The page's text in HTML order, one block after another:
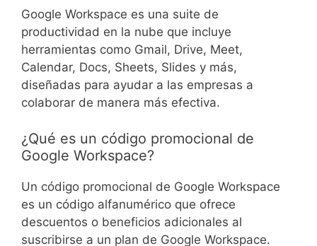
Google Workspace es una suite de
productividad en la nube que incluye
herramientas como Gmail, Drive, Meet,
Calendar, Docs, Sheets, Slides y más,
diseñadas para ayudar a las empresas a
colaborar de manera más efectiva.
¿Qué es un código promocional de
Google Workspace?
Un código promocional de Google Workspace
es un código alfanumérico que ofrece
descuentos o beneficios adicionales al
suscribirse a un plan de Google Workspace.